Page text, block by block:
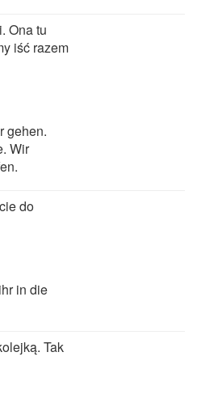
Ona tu
iść razem
gehen.
Wir
do
in die
Tak